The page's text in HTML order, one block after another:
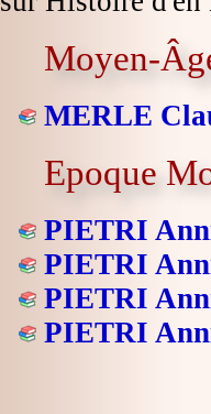
Moyen-
MERLE
Epoque
PIETRI
PIETRI
PIETRI
PIETRI